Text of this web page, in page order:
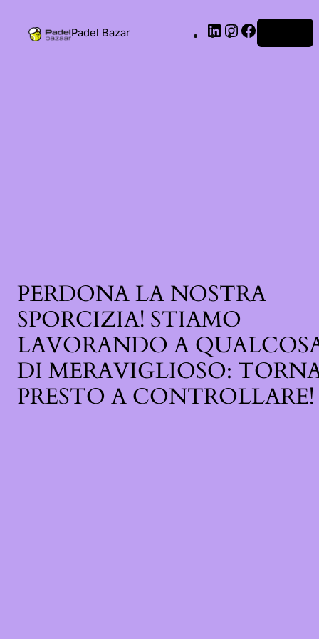
Padel Bazar
PERDONA LA NOSTRA
SPORCIZIA! STIAMO
LAVORANDO A
DI MERAVIGLIOSO:
PRESTO A CONTROLLARE!